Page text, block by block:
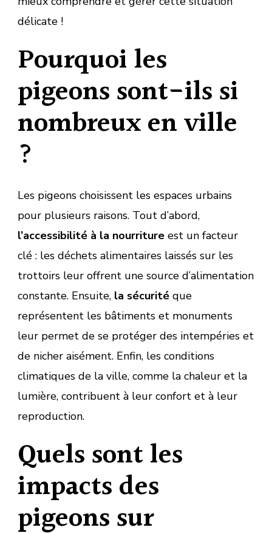
délicate !
Pourquoi les
pigeons sont-ils si
nombreux en ville
?
Les pigeons choisissent les espaces urbains
pour plusieurs raisons. Tout d’abord,
l’accessibilité à la nourriture est un facteur
clé : les déchets alimentaires laissés sur les
trottoirs leur offrent une source d’alimentation
constante. Ensuite, la sécurité que
représentent les bâtiments et monuments
leur permet de se protéger des intempéries et
de nicher aisément. Enfin, les conditions
climatiques de la ville, comme la chaleur et la
lumière, contribuent à leur confort et à leur
reproduction.
Quels sont les
impacts des
pigeons sur